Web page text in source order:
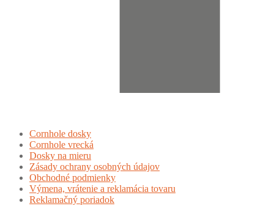
Cornhole dosky
Cornhole vrecká
Dosky na mieru
Zásady ochrany osobných údajov
Obchodné podmienky
Výmena, vrátenie a reklamácia tovaru
Reklamačný poriadok